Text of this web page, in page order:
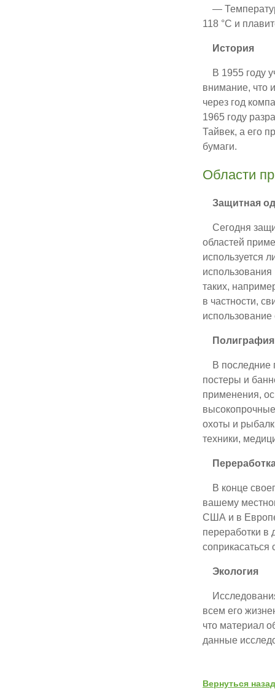
—
118 °C и
История
В 1955 году
внимание, что
через год
1965 году
Тайвек, а его
бумаги.
Области
Защитная
Сегодня
областей
используется
таких,
в частности,
Полиграфия
В последние
постеры и
применения,
охоты и
техники,
В конце
вашему
США и в
переработки в
Экология
всем его
что материал
данные
Вернуться назад